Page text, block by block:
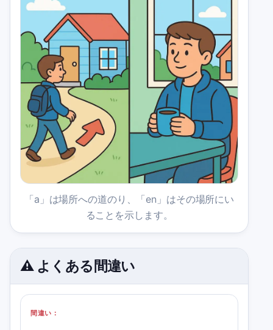
「a」は場所への道のり、「en」はその場所にい
ることを示します。
⚠️ よくある間違い
間違い：